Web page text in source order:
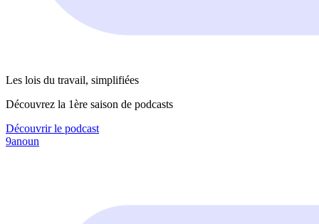
Les lois du travail, simplifiées
Découvrez la 1ère saison de podcasts
Découvrir le podcast
9anoun